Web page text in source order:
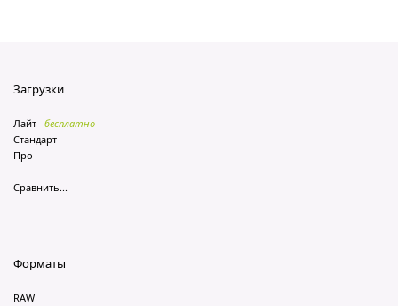
Загрузки
Лайт бесплатно
Стандарт
Про
Сравнить...
Форматы
RAW